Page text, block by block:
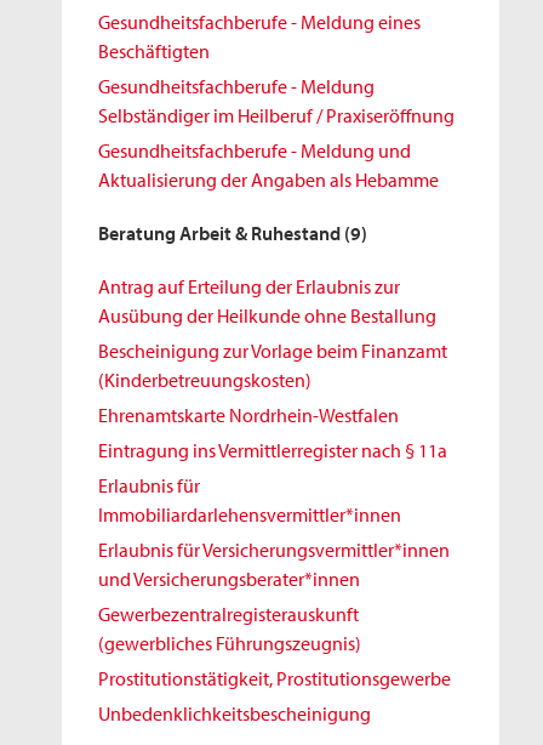
Gesundheitsfachberufe - Meldung eines
Beschäftigten
Gesundheitsfachberufe - Meldung
Selbständiger im Heilberuf / Praxiseröffnung
Gesundheitsfachberufe - Meldung und
Aktualisierung der Angaben als Hebamme
Beratung Arbeit & Ruhestand (9)
Antrag auf Erteilung der Erlaubnis zur
Ausübung der Heilkunde ohne Bestallung
Bescheinigung zur Vorlage beim Finanzamt
(Kinderbetreuungskosten)
Ehrenamtskarte Nordrhein-Westfalen
Eintragung ins Vermittlerregister nach § 11a
Erlaubnis für
Immobiliardarlehensvermittler*innen
Erlaubnis für Versicherungsvermittler*innen
und Versicherungsberater*innen
Gewerbezentralregisterauskunft
(gewerbliches Führungszeugnis)
Prostitutionstätigkeit, Prostitutionsgewerbe
Unbedenklichkeitsbescheinigung